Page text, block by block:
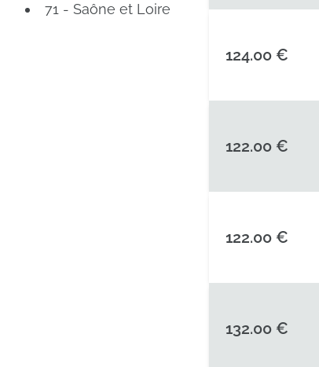
71 - Saône et Loire
124.00 €
122.00 €
122.00 €
132.00 €